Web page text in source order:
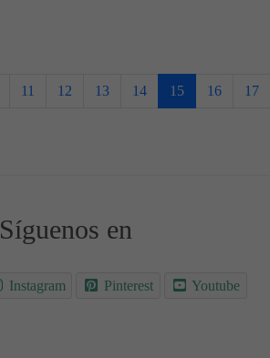
11 12 13 14 15 16 17
Síguenos en
Instagram Pinterest Youtube